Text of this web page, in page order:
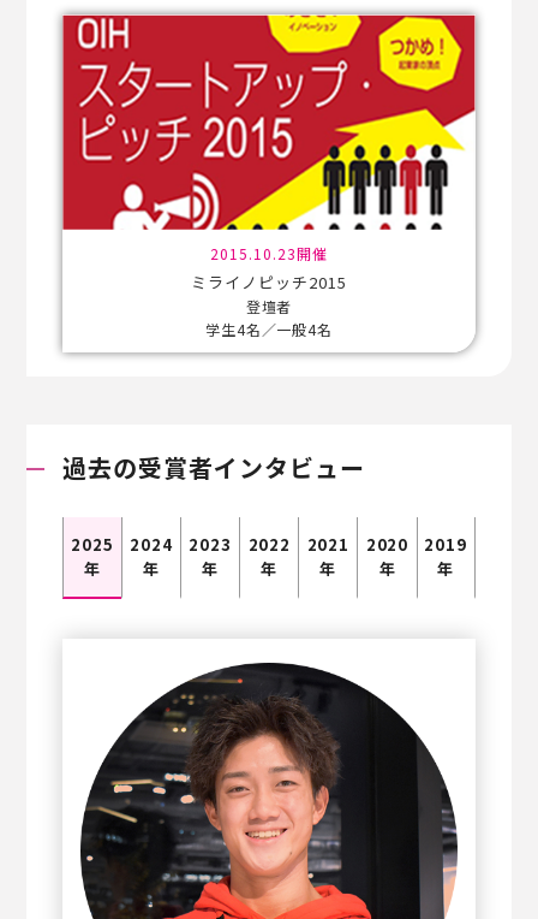
2015.10.23開催
ミライノピッチ2015
登壇者
学生4名／一般4名
過去の受賞者インタビュー
2025
年
2024
年
2023
年
2022
年
2021
年
2020
年
2019
年